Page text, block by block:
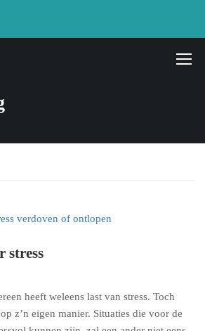
stress
heeft weleens last van stress. Toch
z’n eigen manier. Situaties die voor de